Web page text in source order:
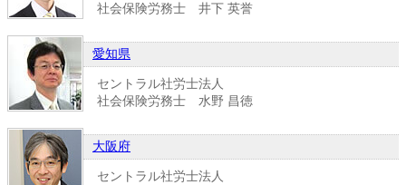
社会保険労務士 井下 英誉
愛知県
セントラル社労士法人
社会保険労務士 水野 昌徳
大阪府
セントラル社労士法人